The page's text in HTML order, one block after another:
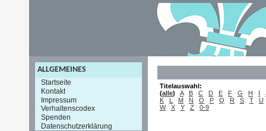
ALLGEMEINES
Startseite
Kontakt
Impressum
Verhaltenscodex
Spenden
Datenschutzerklärung
Titelauswahl:
(alle) A B C D E F G H I
K
L M N O P Q R S T
U
W
X Y Z 0-9